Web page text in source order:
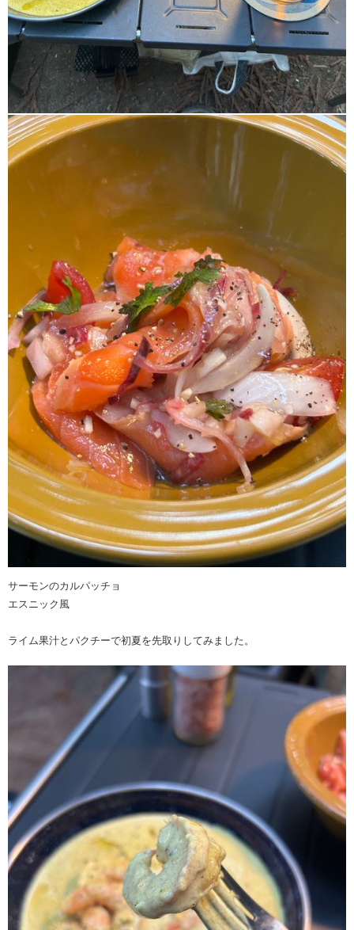
サーモンのカルパッチョ
エスニック風
ライム果汁とパクチーで初夏を先取りしてみました。